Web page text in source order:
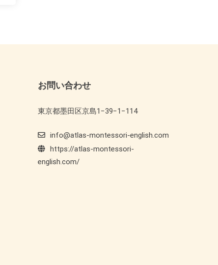
お問い合わせ
東京都墨田区京島1−39−1−114
info@atlas-montessori-english.com
https://atlas-montessori-
english.com/